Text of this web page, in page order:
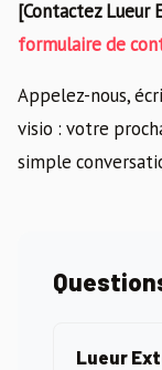
[Contactez
formulaire de
Appelez-nous,
visio : votre
simple
Lueur